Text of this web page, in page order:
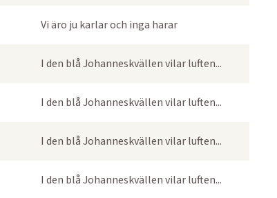
Vi äro ju karlar och inga harar
I den blå Johanneskvällen vilar luften...
I den blå Johanneskvällen vilar luften...
I den blå Johanneskvällen vilar luften...
I den blå Johanneskvällen vilar luften...